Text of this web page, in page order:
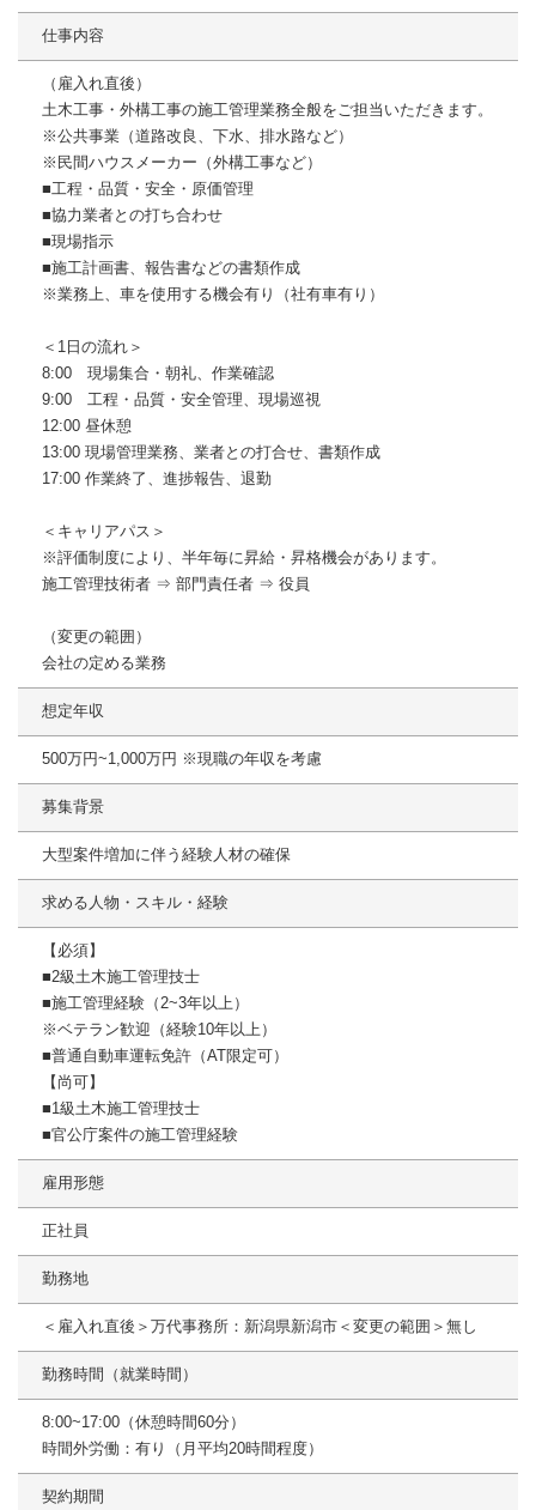
仕事内容
（雇入れ直後）
土木工事・外構工事の施工管理業務全般をご担当いただきます。
※公共事業（道路改良、下⽔、排水路など）
※民間ハウスメーカー（外構工事など）
■⼯程・品質・安全・原価管理
■協⼒業者との打ち合わせ
■現場指⽰
■施⼯計画書、報告書などの書類作成
※業務上、車を使用する機会有り（社有車有り）
＜1⽇の流れ＞
8:00 現場集合・朝礼、作業確認
9:00 ⼯程・品質・安全管理、現場巡視
12:00 昼休憩
13:00 現場管理業務、業者との打合せ、書類作成
17:00 作業終了、進捗報告、退勤
＜キャリアパス＞
※評価制度により、半年毎に昇給・昇格機会があります。
施⼯管理技術者 ⇒ 部⾨責任者 ⇒ 役員
（変更の範囲）
会社の定める業務
想定年収
500万円~1,000万円 ※現職の年収を考慮
募集背景
大型案件増加に伴う経験人材の確保
求める人物・スキル・経験
【必須】
■2級土木施工管理技士
■施工管理経験（2~3年以上）
※ベテラン歓迎（経験10年以上）
■普通自動車運転免許（AT限定可）
【尚可】
■1級土木施工管理技士
■官公庁案件の施工管理経験
雇用形態
正社員
勤務地
＜雇入れ直後＞万代事務所：新潟県新潟市＜変更の範囲＞無し
勤務時間（就業時間）
8:00~17:00（休憩時間60分）
時間外労働：有り（月平均20時間程度）
契約期間